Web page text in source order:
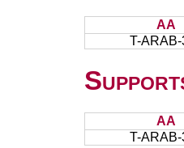
AA
T-
AA
T-